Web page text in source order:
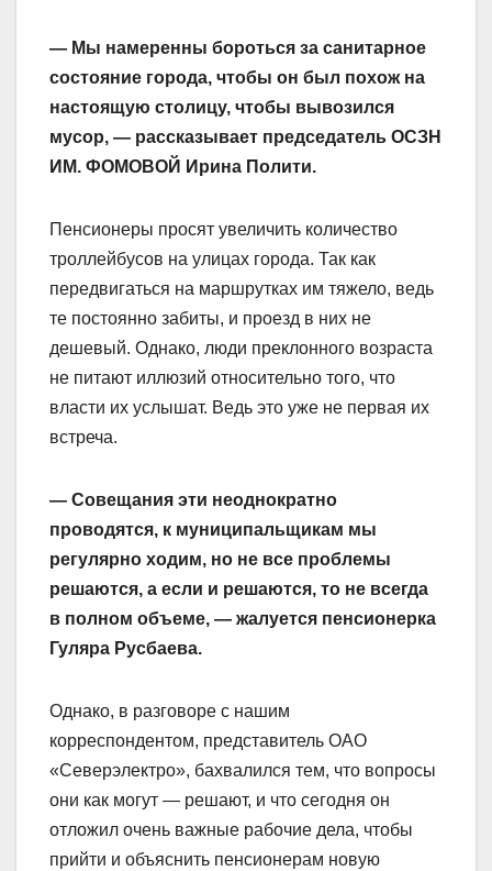
— Мы намеренны бороться за санитарное
состояние города, чтобы он был похож на
настоящую столицу, чтобы вывозился
мусор, — рассказывает председатель ОСЗН
ИМ. ФОМОВОЙ Ирина Полити.
Пенсионеры просят увеличить количество
троллейбусов на улицах города. Так как
передвигаться на маршрутках им тяжело, ведь
те постоянно забиты, и проезд в них не
дешевый. Однако, люди преклонного возраста
не питают иллюзий относительно того, что
власти их услышат. Ведь это уже не первая их
встреча.
— Совещания эти неоднократно
проводятся, к муниципальщикам мы
регулярно ходим, но не все проблемы
решаются, а если и решаются, то не всегда
в полном объеме, — жалуется пенсионерка
Гуляра Русбаева.
Однако, в разговоре с нашим
корреспондентом, представитель ОАО
«Северэлектро», бахвалился тем, что вопросы
они как могут — решают, и что сегодня он
отложил очень важные рабочие дела, чтобы
прийти и объяснить пенсионерам новую